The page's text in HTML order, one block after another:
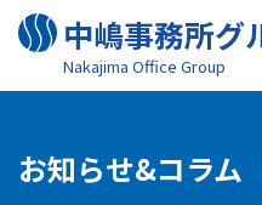
中嶋事務所グ
Nakajima Oﬃce Group
お知らせ&コラム